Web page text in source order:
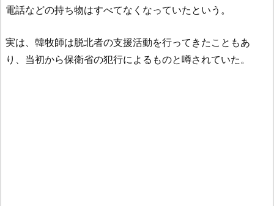
電話などの持ち物はすべてなくなっていたという。
実は、韓牧師は脱北者の支援活動を行ってきたこともあ
り、当初から保衛省の犯行によるものと噂されていた。